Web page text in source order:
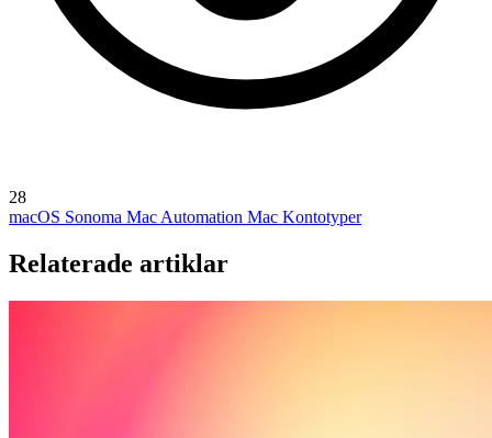
28
macOS Sonoma Mac Automation Mac Kontotyper
Relaterade artiklar